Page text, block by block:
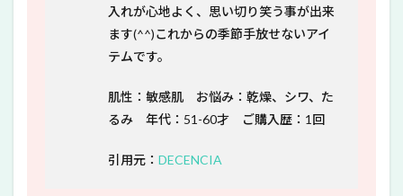
入れが心地よく、思い切り笑う事が出来
ます(^^)これからの季節手放せないアイ
テムです。
肌性：敏感肌 お悩み：乾燥、シワ、た
るみ 年代：51-60才 ご購入歴：1回
引用元： DECENCIA